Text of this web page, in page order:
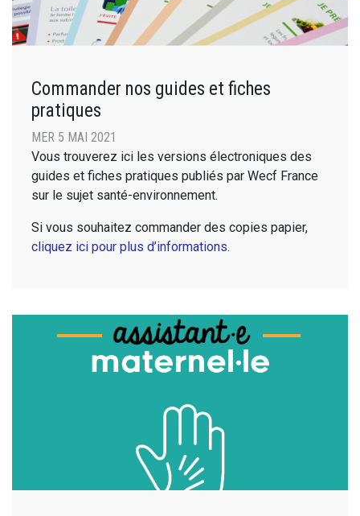
Commander nos guides et fiches
pratiques
MER 5 MAI 2021
Vous trouverez ici les versions électroniques des
guides et fiches pratiques publiés par Wecf France
sur le sujet santé-environnement.
Si vous souhaitez commander des copies papier,
cliquez ici pour plus d’informations.